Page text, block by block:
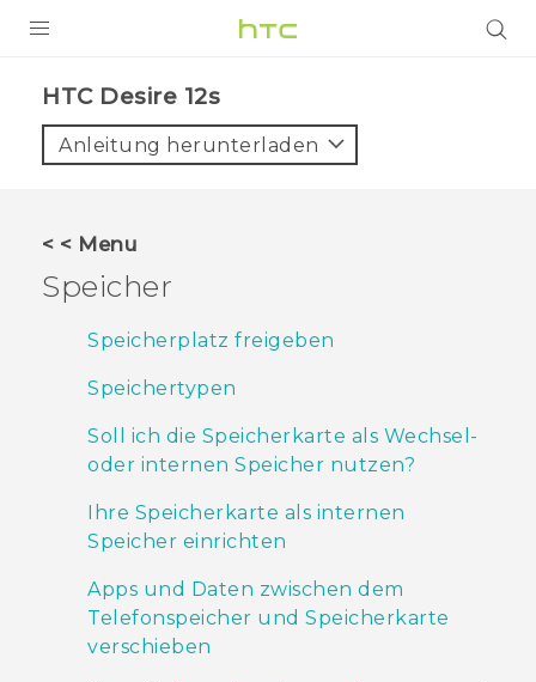
VIVE
UNTERSTÜTZUNG
HTC-Geräte und Zubehör
Anmelden
HTC Desire 12s‎
Anleitung herunterladen
< < Menu
Speicher
Speicherplatz freigeben
Speichertypen
Soll ich die Speicherkarte als Wechsel-
oder internen Speicher nutzen?
Ihre Speicherkarte als internen
Speicher einrichten
Apps und Daten zwischen dem
Telefonspeicher und Speicherkarte
verschieben